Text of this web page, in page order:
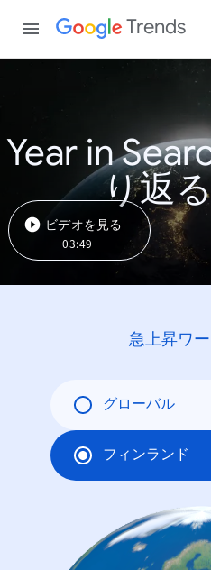
Trends
Year in
り返
ビデオを見る
03:49
急上昇ワ
グローバル
フィンランド